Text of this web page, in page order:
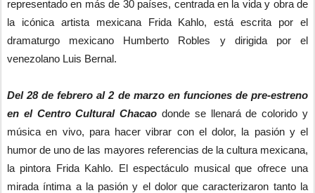
representado en más de 30 países, centrada en la vida y obra de
la icónica artista mexicana Frida Kahlo, está escrita por el
dramaturgo mexicano Humberto Robles y dirigida por el
venezolano Luis Bernal.
Del 28 de febrero al 2 de marzo en funciones de pre-estreno
en el Centro Cultural Chacao donde se llenará de colorido y
música en vivo, para hacer vibrar con el dolor, la pasión y el
humor de uno de las mayores referencias de la cultura mexicana,
la pintora Frida Kahlo. El espectáculo musical que ofrece una
mirada íntima a la pasión y el dolor que caracterizaron tanto la